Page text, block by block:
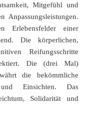
Mitgefühl und
Anpassungsleistungen.
Erlebensfelder einer
Die körperlichen,
Reifungsschritte
Die (drei Mal)
die bekömmliche
Einsichten. Das
Solidarität und